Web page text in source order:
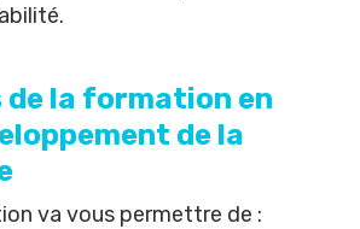
la formation en
de la
va vous permettre de :